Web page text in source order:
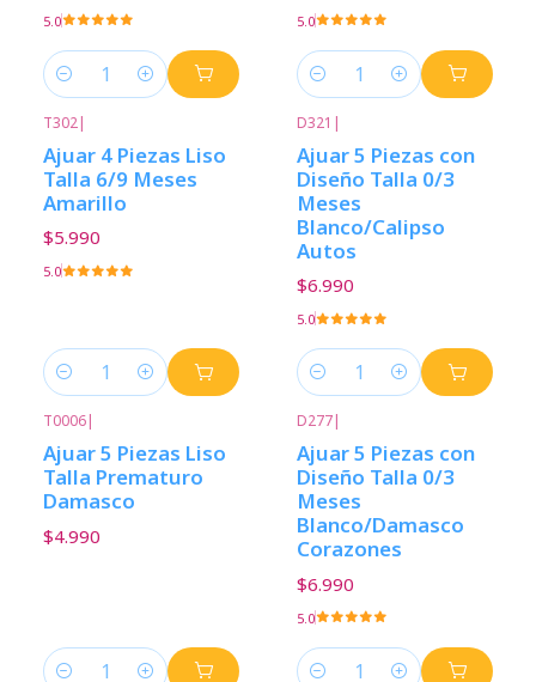
5.0
Cantidad
5.0
Cantidad
T302|
Ajuar 4 Piezas Liso
Talla 6/9 Meses
Amarillo
$5.990
5.0
Cantidad
D321 |
Ajuar 5 Piezas con
Diseño Talla 0/3
Meses
Blanco/Calipso
Autos
$6.990
5.0
Cantidad
T0006|
Ajuar 5 Piezas Liso
Talla Prematuro
Damasco
$4.990
D277|
Ajuar 5 Piezas con
Diseño Talla 0/3
Meses
Blanco/Damasco
Corazones
$6.990
5.0